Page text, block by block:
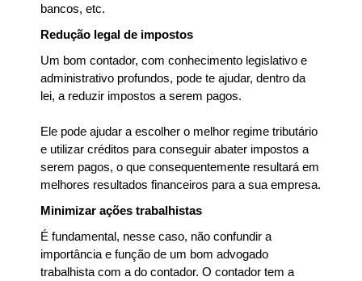
bancos, etc.
Redução legal de impostos
Um bom contador, com conhecimento legislativo e
administrativo profundos, pode te ajudar, dentro da
lei, a reduzir impostos a serem pagos.
Ele pode ajudar a escolher o melhor regime tributário
e utilizar créditos para conseguir abater impostos a
serem pagos, o que consequentemente resultará em
melhores resultados financeiros para a sua empresa.
Minimizar ações trabalhistas
É fundamental, nesse caso, não confundir a
importância e função de um bom advogado
trabalhista com a do contador. O contador tem a